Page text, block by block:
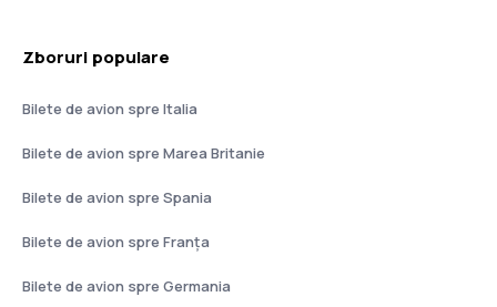
Zboruri populare
Bilete de avion spre Italia
Bilete de avion spre Marea Britanie
Bilete de avion spre Spania
Bilete de avion spre Franţa
Bilete de avion spre Germania